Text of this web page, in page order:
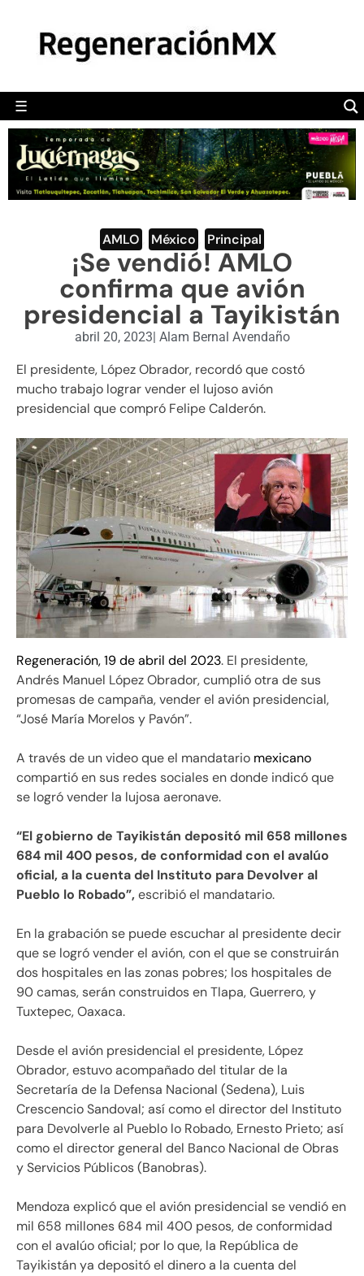
☰
POLÍTICA
CAMALEÓN
OPINIÓN
DEPORTES
ENGLISH SECTION
VIDEOS
AMLO México Principal
¡Se vendió! AMLO
confirma que avión
presidencial a Tayikistán
abril 20, 2023| Alam Bernal Avendaño
El presidente, López Obrador, recordó que costó
mucho trabajo lograr vender el lujoso avión
presidencial que compró Felipe Calderón.
Regeneración, 19 de abril del 2023. El presidente,
Andrés Manuel López Obrador, cumplió otra de sus
promesas de campaña, vender el avión presidencial,
“José María Morelos y Pavón”.
A través de un video que el mandatario mexicano
compartió en sus redes sociales en donde indicó que
se logró vender la lujosa aeronave.
“El gobierno de Tayikistán depositó mil 658 millones
684 mil 400 pesos, de conformidad con el avalúo
oficial, a la cuenta del Instituto para Devolver al
Pueblo lo Robado”, escribió el mandatario.
En la grabación se puede escuchar al presidente decir
que se logró vender el avión, con el que se construirán
dos hospitales en las zonas pobres; los hospitales de
90 camas, serán construidos en Tlapa, Guerrero, y
Tuxtepec, Oaxaca.
Desde el avión presidencial el presidente, López
Obrador, estuvo acompañado del titular de la
Secretaría de la Defensa Nacional (Sedena), Luis
Crescencio Sandoval; así como el director del Instituto
para Devolverle al Pueblo lo Robado, Ernesto Prieto; así
como el director general del Banco Nacional de Obras
y Servicios Públicos (Banobras).
Mendoza explicó que el avión presidencial se vendió en
mil 658 millones 684 mil 400 pesos, de conformidad
con el avalúo oficial; por lo que, la República de
Tayikistán ya depositó el dinero a la cuenta del